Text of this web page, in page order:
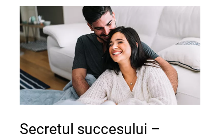
Secretul succesului –